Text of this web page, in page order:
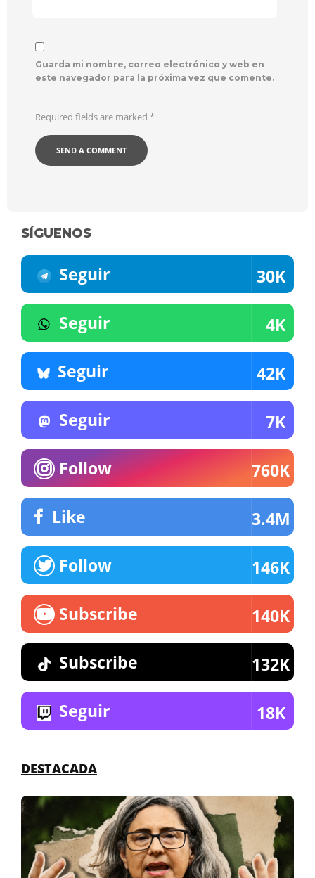
Guarda mi nombre, correo electrónico y web en
este navegador para la próxima vez que comente.
Required fields are marked *
SÍGUENOS
Seguir 30K
Seguir 4K
Seguir 42K
Seguir 7K
Follow 760K
Like 3.4M
Follow 146K
Subscribe 140K
Subscribe 132K
Seguir 18K
DESTACADA